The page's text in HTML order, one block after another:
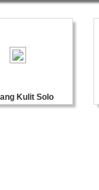
Kulit Solo